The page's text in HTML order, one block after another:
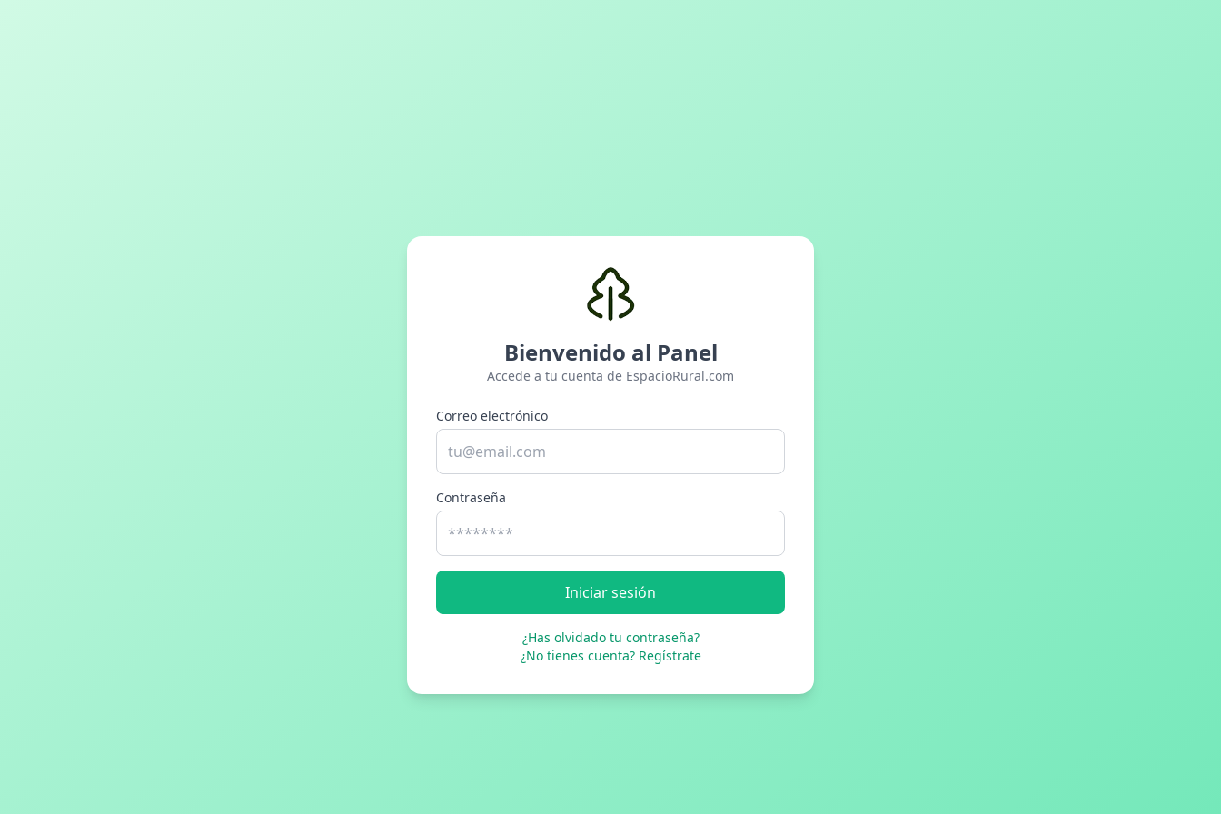
Bienvenido al Panel
Accede a tu cuenta de EspacioRural.com
Correo electrónico
Contraseña
Iniciar sesión
¿Has olvidado tu contraseña?
¿No tienes cuenta? Regístrate